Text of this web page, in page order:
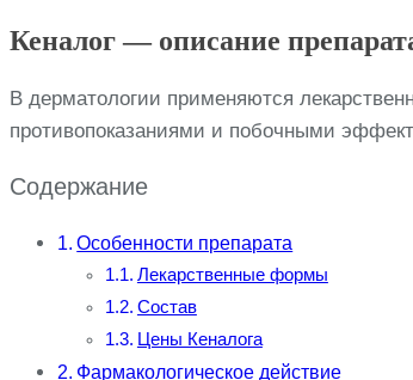
Кеналог — описание
В дерматологии применяются
противопоказаниями и побочными
Содержание
Особенности препарата
Лекарственные формы
Состав
Цены Кеналога
Фармакологическое действие